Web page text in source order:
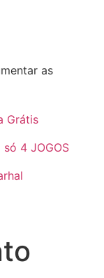
as
Grátis
4 JOGOS